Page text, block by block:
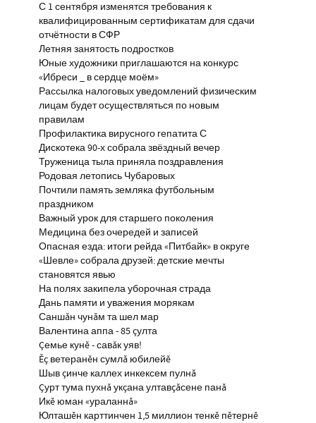
С 1 сентября изменятся требования к
квалифицированным сертификатам для сдачи
отчётности в СФР
Летняя занятость подростков
Юные художники приглашаются на конкурс
«Ибреси _ в сердце моём»
Рассылка налоговых уведомлений физическим
лицам будет осуществляться по новым
правилам
Профилактика вирусного гепатита С
Дискотека 90-х собрала звёздный вечер
Труженица тыла приняла поздравления
Родовая летопись Чубаровых
Почтили память земляка футбольным
праздником
Важный урок для старшего поколения
Медицина без очередей и записей
Опасная езда: итоги рейда «Питбайк» в округе
«Шевле» собрала друзей: детские мечты
становятся явью
На полях закипела уборочная страда
Дань памяти и уважения морякам
Саншăн чунăм та шел мар
Валентина аппа - 85 çулта
Çемье кунĕ - савăк уяв!
Ĕç ветеранĕн сумлă юбилейĕ
Шыв çинче каллех инкексем пулнă
Çурт тума пухнă укçана ултавçăсене панă
Икĕ юман «ураланнă»
Юлташĕн карттинчен 1,5 миллион тенкĕ пĕтернĕ